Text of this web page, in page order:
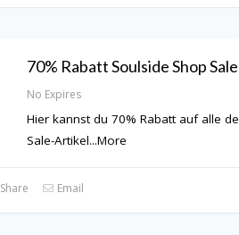
70% Rabatt Soulside Shop
No Expires
Hier kannst du 70% Rabatt auf alle
Sale-Artikel...More
Share Email